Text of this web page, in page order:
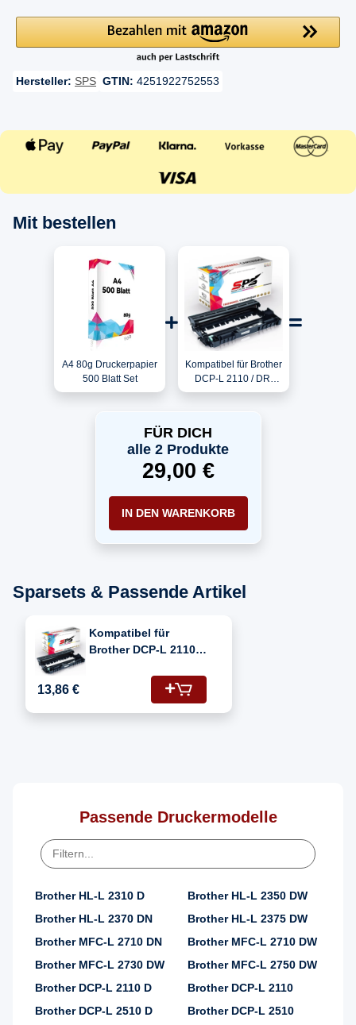
Hersteller: SPS GTIN: 4251922752553
Mit bestellen
A4 80g Druckerpapier
500 Blatt Set
Kompatibel für Brother
DCP-L 2110 / DR-
2400 Trommel
FÜR DICH
alle 2 Produkte
29,00 €
IN DEN WARENKORB
Sparsets & Passende Artikel
Kompatibel für
Brother DCP-L 2110
Fotoleitertrommel
13,86 €
Passende Druckermodelle
Brother HL-L 2310 D
Brother HL-L 2350 DW
Brother HL-L 2370 DN
Brother HL-L 2375 DW
Brother MFC-L 2710 DN
Brother MFC-L 2710 DW
Brother MFC-L 2730 DW
Brother MFC-L 2750 DW
Brother DCP-L 2110 D
Brother DCP-L 2110
Brother DCP-L 2510 D
Brother DCP-L 2510